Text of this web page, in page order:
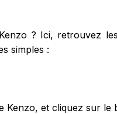
? Ici, retrouvez
simples :
Kenzo, et cliquez sur